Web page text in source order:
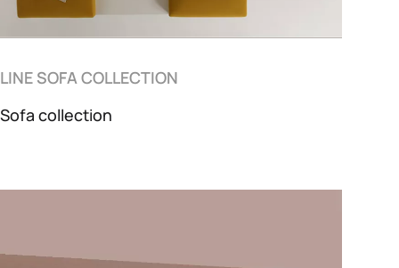
LINE SOFA COLLECTION
Sofa collection